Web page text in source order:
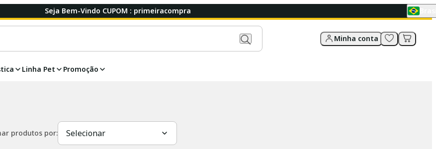
Seja Bem-Vindo CUPOM : primeiracompra
Minha conta
Linha Pet
Promoção
produtos por: Selecionar